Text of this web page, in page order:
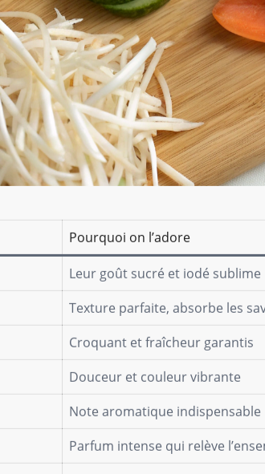
Pourquoi on l’adore
Leur goût sucré et iodé sublime
Texture parfaite, absorbe les
Croquant et fraîcheur garantis
Douceur et couleur vibrante
Note aromatique indispensable
Parfum intense qui relève